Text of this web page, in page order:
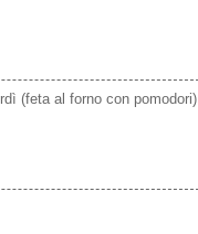
(feta al forno con pomodori)